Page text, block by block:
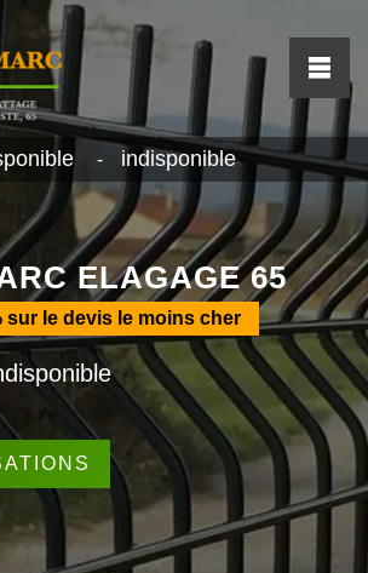
- indisponible
ELAGAGE 65
sur le devis le moins cher